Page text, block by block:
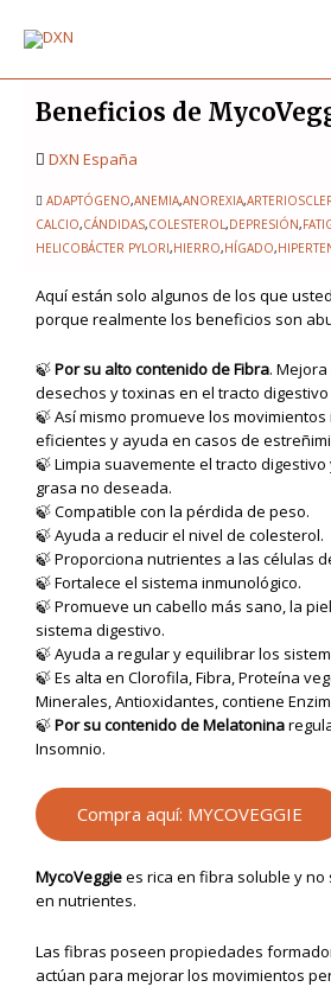
Beneficios de
DXN España
ADAPTÓGENO,ANEMIA,ANOREXIA,
CALCIO,CÁNDIDAS,COLESTEROL,DEPRESIÓN,
HELICOBÁCTER PYLORI,HIERRO,HÍGADO,
Aquí están solo algunos de los que
porque realmente los beneficios son
🍃Por su alto contenido de Fibra.
desechos y toxinas en el tracto digestivo
🍃 Así mismo promueve los
eficientes y ayuda en casos de
🍃 Limpia suavemente el tracto
grasa no deseada.
🍃 Compatible con la pérdida de peso.
🍃 Ayuda a reducir el nivel de colesterol.
🍃 Proporciona nutrientes a las células
🍃 Fortalece el sistema inmunológico.
🍃 Promueve un cabello más sano, la
sistema digestivo.
🍃 Ayuda a regular y equilibrar los
🍃 Es alta en Clorofila, Fibra, Proteína
Minerales, Antioxidantes, contiene
🍃Por su contenido de Melatonina
Insomnio.
Compra aquí: MYCOVEGGIE
MycoVeggiees rica en fibra soluble y
en nutrientes.
Las fibras poseen propiedades
actúan para mejorar los movimientos